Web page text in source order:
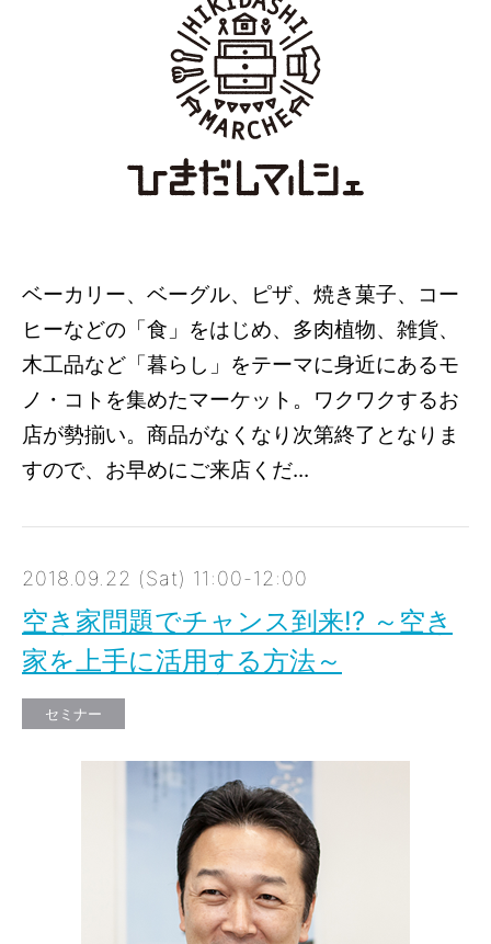
ベーカリー、ベーグル、ピザ、焼き菓子、コー
ヒーなどの「食」をはじめ、多肉植物、雑貨、
木工品など「暮らし」をテーマに身近にあるモ
ノ・コトを集めたマーケット。ワクワクするお
店が勢揃い。商品がなくなり次第終了となりま
すので、お早めにご来店くだ...
2018.09.22 (Sat) 11:00-12:00
空き家問題でチャンス到来!? ～空き
家を上手に活用する方法～
セミナー